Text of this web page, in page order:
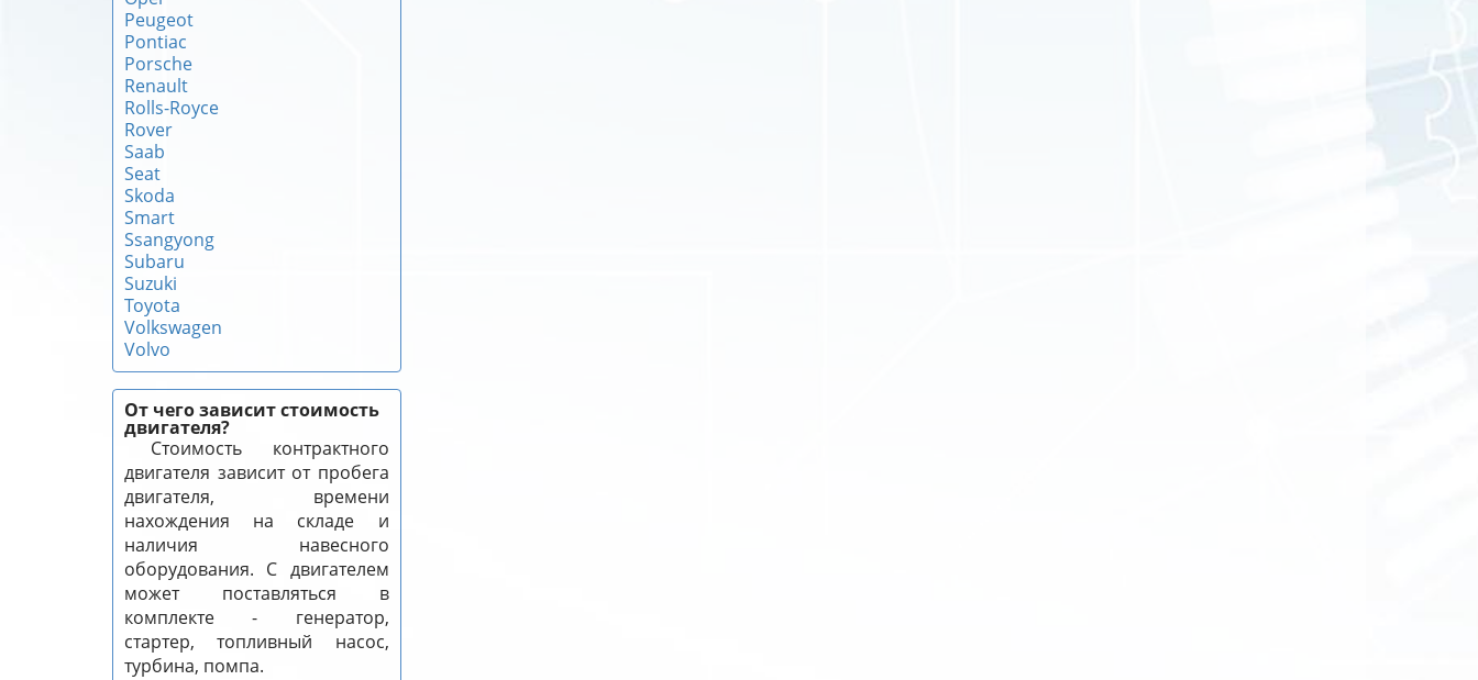
Peugeot
Pontiac
Porsche
Renault
Rolls-Royce
Rover
Saab
Seat
Skoda
Smart
Ssangyong
Subaru
Suzuki
Toyota
Volkswagen
Volvo
От чего зависит стоимость
двигателя?
Стоимость контрактного
двигателя зависит от пробега
двигателя, времени
нахождения на складе и
наличия навесного
оборудования. С двигателем
может поставляться в
комплекте - генератор,
стартер, топливный насос,
турбина, помпа.